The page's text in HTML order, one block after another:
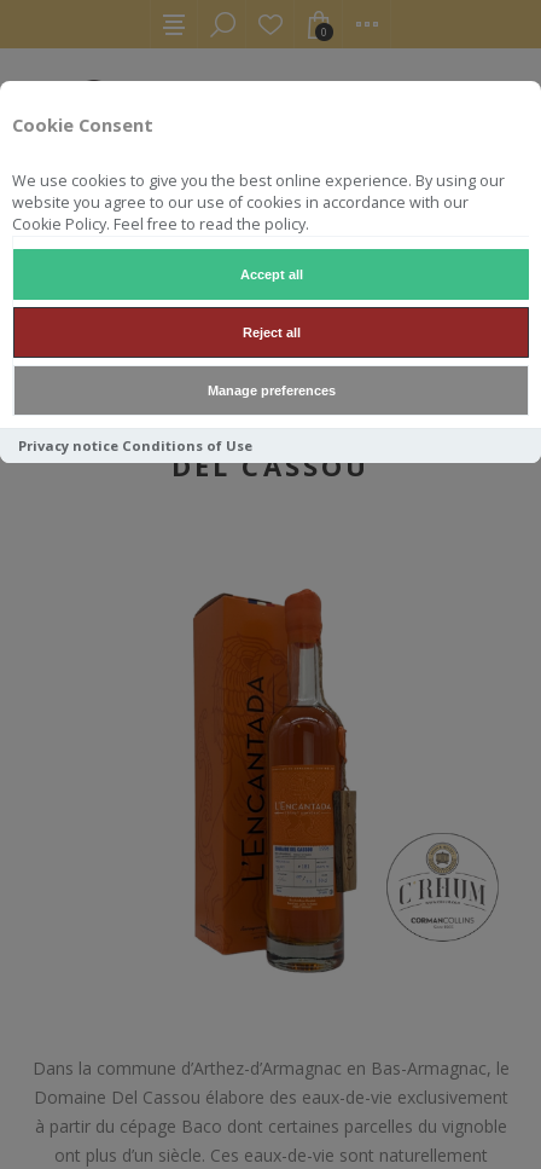
Cookie Consent
We use cookies to give you the best online experience. By using our
website you agree to our use of cookies in accordance with our
Cookie Policy. Feel free to read the policy.
Accept all
Reject all
Manage preferences
Privacy notice Conditions of Use
0
ENCANTADA 50 CL 49.1° 1998 DEL CASSOU
ENCANTADA 50 CL 49.1° 1998
DEL CASSOU
Dans la commune d’Arthez-d’Armagnac en Bas-Armagnac, le
Domaine Del Cassou élabore des eaux-de-vie exclusivement
à partir du cépage Baco dont certaines parcelles du vignoble
ont plus d’un siècle. Ces eaux-de-vie sont naturellement